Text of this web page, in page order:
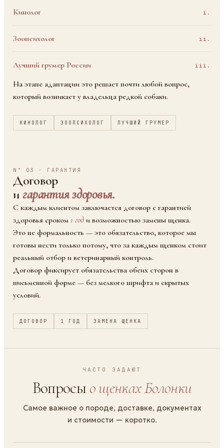
Кинолог i.
Зоопсихолог ii.
Лучший грумер России iii.
На этапе адаптации это решает почти любой вопрос,
который возникает у владельца редкой собаки.
КИНОЛОГ ЗООПСИХОЛОГ ЛУЧШИЙ ГРУМЕР
N° 03 · ГАРАНТИЯ
Договор
игарантия здоровья.
С каждым клиентом заключается договор с гарантией
здоровья сроком 1 год и возможностью замены щенка.
Это не формальность — это обязательство, которое мы
готовы нести только потому, что за каждым щенком стоит
реальный отбор и ветеринарный контроль.
Договор фиксирует обязательства обеих сторон в
письменной форме — без мелкого шрифта и скрытых
условий.
ДОГОВОР 1 ГОД ЗАМЕНА ЩЕНКА
ЧАСТО ЗАДАЮТ
Вопросы о щенках Болонки
Самое важное о породе, доставке, документах
и стоимости — коротко.